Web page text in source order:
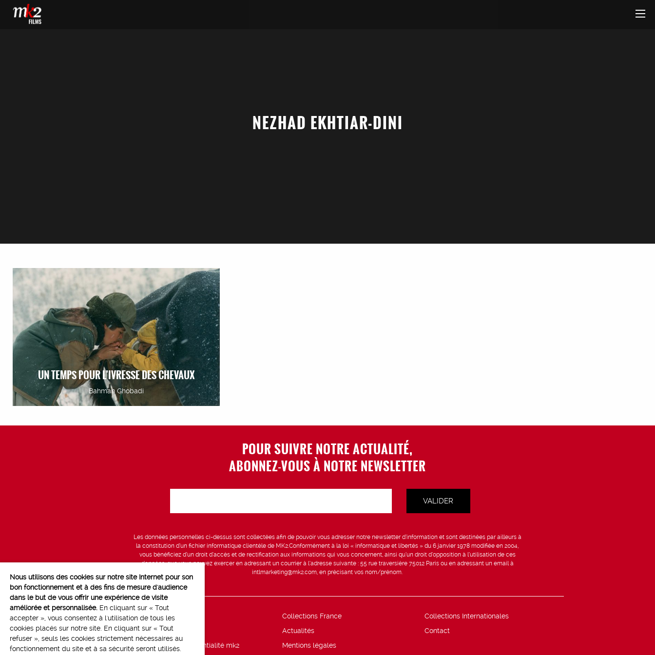
NEZHAD EKHTIAR-DINI
UN TEMPS POUR L’IVRESSE DES CHEVAUX
Bahman Ghobadi
POUR SUIVRE NOTRE ACTUALITÉ,
ABONNEZ-VOUS À NOTRE NEWSLETTER
Les données personnelles ci-dessus sont collectées afin de pouvoir vous adresser notre newsletter d’information et sont destinées par ailleurs à
la constitution d’un fichier informatique clientèle de MK2.Conformément à la loi « informatique et libertés » du 6 janvier 1978 modifiée en 2004,
vous bénéficiez d’un droit d’accès et de rectification aux informations qui vous concernent, ainsi qu’un droit d’opposition à l’utilisation de ces
données, que vous pouvez exercer en adressant un courrier à l’adresse suivante : 55 rue traversière 75012 Paris ou en adressant un email à
intlmarketing@mk2.com, en précisant vos nom/prénom.
Line up Collections France
Collections Internationales
Marchés
Actualités
Contact
Politique de confidentialité mk2
Mentions légales
Nous utilisons des cookies sur notre site Internet pour son
bon fonctionnement et à des fins de mesure d'audience
dans le but de vous offrir une expérience de visite
améliorée et personnalisée. En cliquant sur « Tout
accepter », vous consentez à l'utilisation de tous les
cookies placés sur notre site. En cliquant sur « Tout
refuser », seuls les cookies strictement nécessaires au
fonctionnement du site et à sa sécurité seront utilisés.